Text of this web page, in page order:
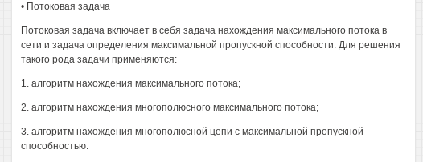
• Потоковая задача
Потоковая задача включает в себя задача нахождения максимального потока в
сети и задача определения максимальной пропускной способности. Для решения
такого рода задачи применяются:
1. алгоритм нахождения максимального потока;
2. алгоритм нахождения многополюсного максимального потока;
3. алгоритм нахождения многополюсной цепи с максимальной пропускной
способностью.